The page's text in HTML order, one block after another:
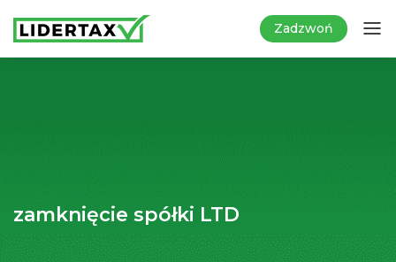
Zadzwoń
zamknięcie spółki LTD